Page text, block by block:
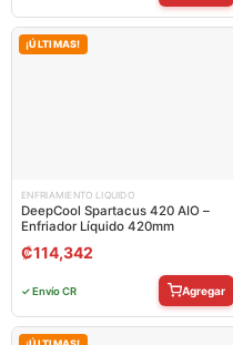
¡ÚLTIMAS!
ENFRIAMIENTO LIQUIDO
DeepCool Spartacus 420 AIO –
Enfriador Líquido 420mm
₡114,342
✓ Envío CR Agregar